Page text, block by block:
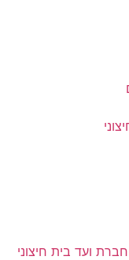
ועד בית חיצוני